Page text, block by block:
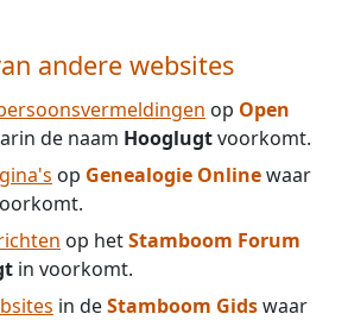
andere websites
op Open
de naam Hooglugtvoorkomt.
op Genealogie Onlinewaar
op hetStamboom Forum
in voorkomt.
in deStamboom Gidswaar